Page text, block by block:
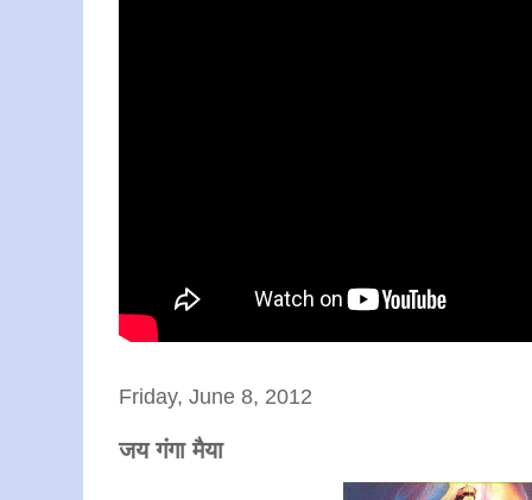
Friday, June 8, 2012
जय गंगा मैया